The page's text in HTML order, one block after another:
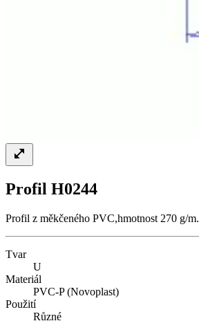
Profil H0244
Profil z měkčeného PVC,hmotnost 270 g/m.
Tvar
U
Materiál
PVC-P (Novoplast)
Použití
Různé